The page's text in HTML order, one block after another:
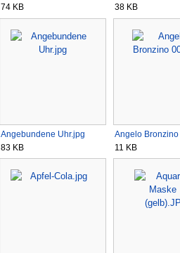
74 KB
38 KB
Angebundene Uhr.jpg
83 KB
Angelo
11 KB